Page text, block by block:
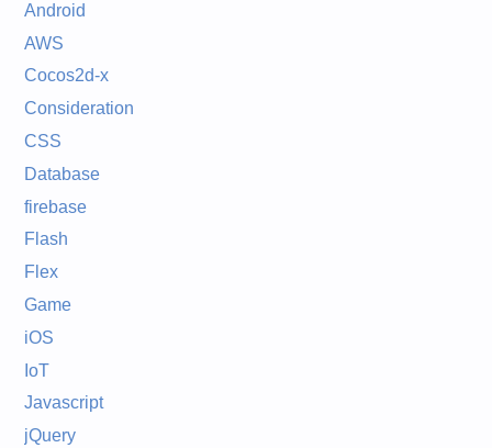
Android
AWS
Cocos2d-x
Consideration
CSS
Database
firebase
Flash
Flex
Game
iOS
IoT
Javascript
jQuery